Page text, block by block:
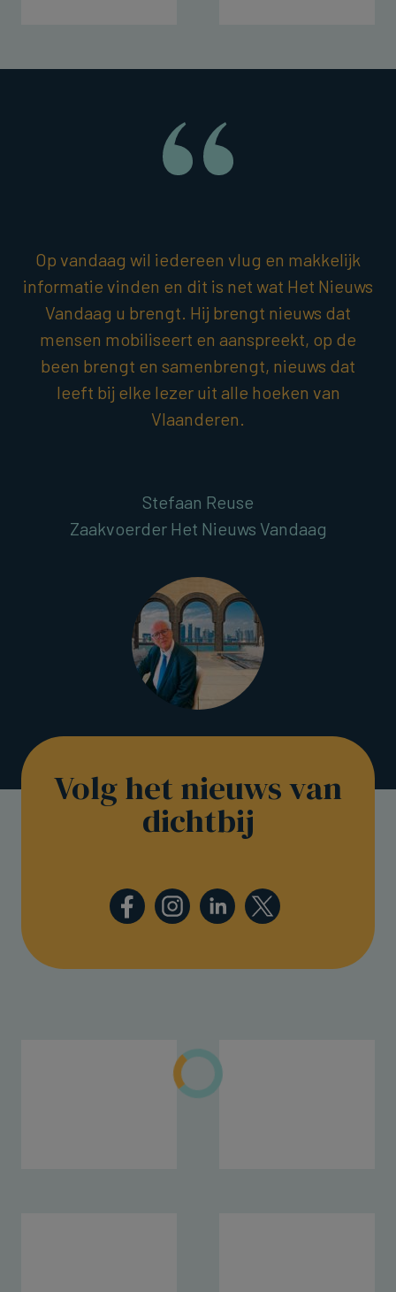
Op vandaag wil iedereen vlug en makkelijk
informatie vinden en dit is net wat Het Nieuws
Vandaag u brengt. Hij brengt nieuws dat
mensen mobiliseert en aanspreekt, op de
been brengt en samenbrengt, nieuws dat
leeft bij elke lezer uit alle hoeken van
Vlaanderen.
Stefaan Reuse
Zaakvoerder Het Nieuws Vandaag
Volg het nieuws van
dichtbij